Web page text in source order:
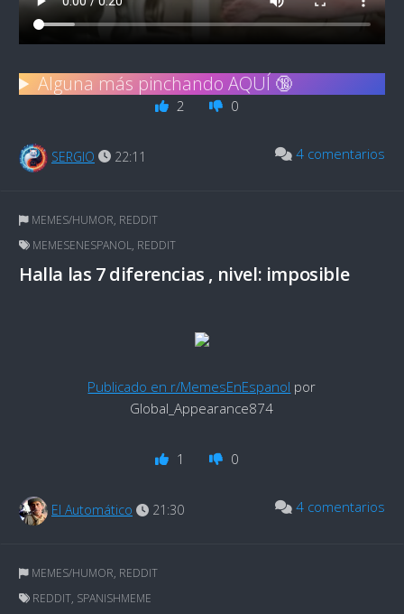
Alguna más pinchando AQUÍ 🔞
2 0
SERGIO 22:11 4 comentarios
MEMES/HUMOR, REDDIT
MEMESENESPANOL, REDDIT
Halla las 7 diferencias , nivel: imposible
Publicado en r/MemesEnEspanol por
Global_Appearance874
1 0
El Automático 21:30 4 comentarios
MEMES/HUMOR, REDDIT
REDDIT, SPANISHMEME